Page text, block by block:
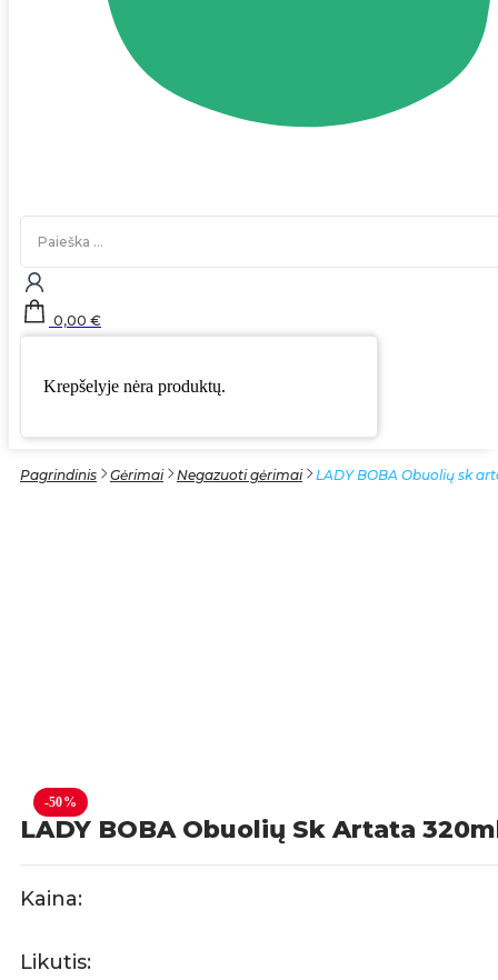
Search
0,00 €
Krepšelyje nėra produktų.
Pagrindinis Gėrimai Negazuoti gėrimai LADY BOBA Obuolių sk
-50%
LADY BOBA Obuolių Sk Artata
Kaina:
Likutis: